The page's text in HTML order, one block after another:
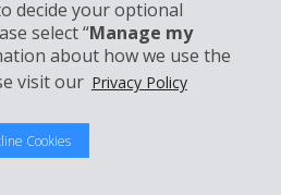
decide your optional
select “Manage my
about how we use the
visit our Privacy Policy
Cookies
Inc.